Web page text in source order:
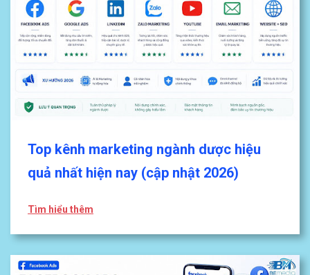
Top kênh marketing ngành dược hiệu
quả nhất hiện nay (cập nhật 2026)
Tìm hiểu thêm